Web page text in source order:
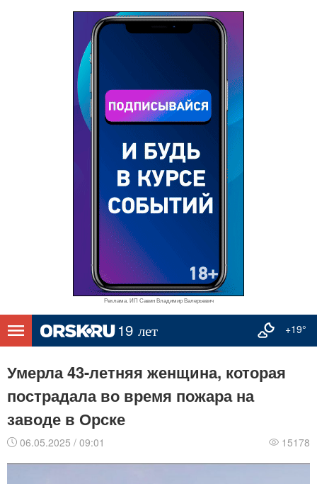
Реклама. ИП Савин Владимир Валерьевич
+19°
Умерла 43-летняя женщина, которая
пострадала во время пожара на
заводе в Орске
06.05.2025 / 09:01 15178